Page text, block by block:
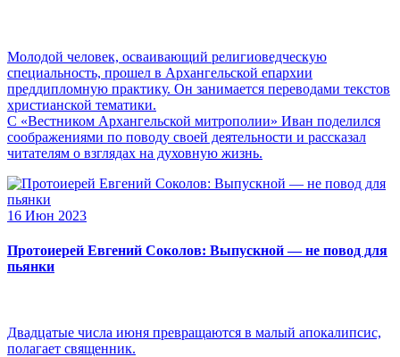
Молодой человек, осваивающий религиоведческую
специальность, прошел в Архангельской епархии
преддипломную практику. Он занимается переводами текстов
христианской тематики.
С «Вестником Архангельской митрополии» Иван поделился
соображениями по поводу своей деятельности и рассказал
читателям о взглядах на духовную жизнь.
16 Июн 2023
Протоиерей Евгений Соколов: Выпускной — не повод для
пьянки
Двадцатые числа июня превращаются в малый апокалипсис,
полагает священник.